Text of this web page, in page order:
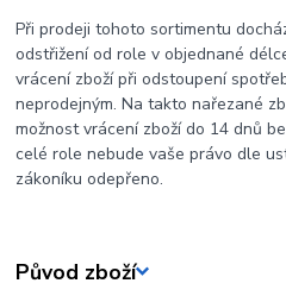
Při prodeji tohoto sortimentu
odstřižení od role v objednané
vrácení zboží při odstoupení
neprodejným. Na takto nařezané
možnost vrácení zboží do 14 dnů
celé role nebude vaše právo dle
zákoníku odepřeno.
Původ zboží